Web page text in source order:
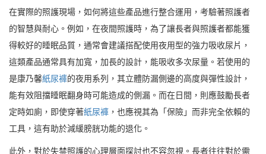
在實際的照護現場，如何將這些產品進行整合運用，考驗著照護者
的智慧與耐心。例如，在夜間照護時，為了讓長者與照護者都能獲
得較好的睡眠品質，通常會建議搭配使用夜用型的強力吸收尿片，
這類產品通常具有加寬，加長的設計，能吸收多次尿量。若使用的
是康乃馨紙尿褲的夜用系列，其立體防漏側邊的高度與彈性設計，
能有效阻擋睡眠翻身時可能造成的側漏。而在日間，則應鼓勵長者
定時如廁，即使穿著紙尿褲 ，也應視其為「保險」而非完全依賴的
工具，這有助於減緩膀胱功能的退化。
此外，對於失禁照護的心理層面探討也不容忽視。長者往往對於需